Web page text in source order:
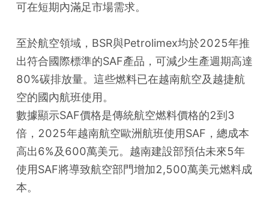
可在短期內滿足市場需求。
至於航空領域，BSR與Petrolimex均於2025年推
出符合國際標準的SAF產品，可減少生產週期高達
80%碳排放量。這些燃料已在越南航空及越捷航
空的國內航班使用。
數據顯示SAF價格是傳統航空燃料價格的2到3
倍，2025年越南航空歐洲航班使用SAF，總成本
高出6%及600萬美元。越南建設部預估未來5年
使用SAF將導致航空部門增加2,500萬美元燃料成
本。